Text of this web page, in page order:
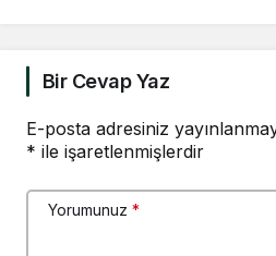
Bir Cevap Yaz
E-posta adresiniz
* ile işaretlenmişlerdir
Yorumunuz *